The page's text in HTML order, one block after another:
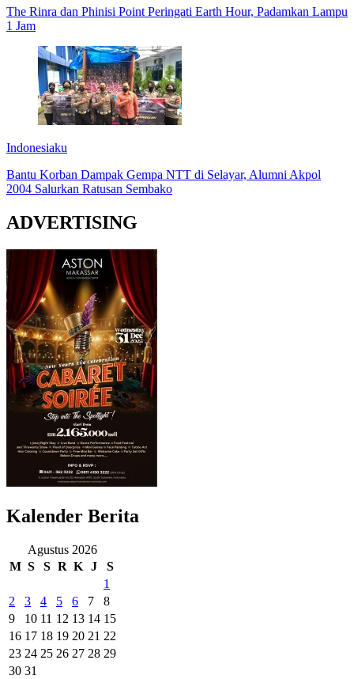
The Rinra dan Phinisi Point Peringati Earth Hour, Padamkan Lampu
1 Jam
Indonesiaku
Bantu Korban Dampak Gempa NTT di Selayar, Alumni Akpol
2004 Salurkan Ratusan Sembako
ADVERTISING
Kalender Berita
Agustus 2026
M S S R K J
S
1
2
3 4 5 6 7
8
9
10 11 12 13 14 15
16 17 18 19 20 21 22
23 24 25 26 27 28 29
30 31